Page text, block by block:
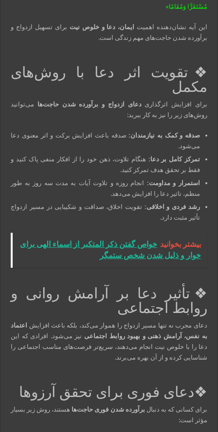
مُسْتَقَرًّا وَمُقَامًا»
این آیه نشان‌دهنده اهمیت ایمان، دعا و خلوص نیت برای تسهیل ازدواج و
برآورده شدن حاجت‌های مهم زندگی است.
❖تقویت اثر دعا با روش‌های
مکمل
برای افزایش اثرگذاریدعای ازدواج و برآورده شدن حاجت‌ها می‌توانید
روش‌های زیر را نیز به کار ببرید:
صدقه و کمک به نیازمندان: صدقه باعث افزایش برکت و اثر معنوی دعا
می‌شود.
تمرکز کامل بر دعا: هنگام تلاوت، ذهن خود را از افکار منفی پاک کنید و
فقط بر تحقق هدف تمرکز کنید.
استمرار و مداومت: انجام روزه و تلاوت آیات به مدت سه روز به طور
منظم، تاثیر دعا را افزایش می‌دهد.
رشد فردی و اخلاقی: تقویت اخلاق، صداقت و شکیبایی در مسیر ازدواج
تأثیر مثبت دارد.
بیشتر بخوانید خواص گفتن ذکر المتکبر از اسماء الهی برای
خوار و ذلیل شدن شخص ستمگر
❖تأثیر دعا بر آرامش روانی و
روابط اجتماعی
دعای مجرب نه تنها مسیر ازدواج را هموار می‌کند، بلکه باعث افزایش
اعتماد
به نفس، آرامش ذهنی و بهبود روابط اجتماعی نیز می‌شود. افرادی که این
دعا را با خلوص نیت انجام می‌دهند، سریع‌تر فرصت‌های مناسب اجتماعی را
شناسایی کرده و از آن بهره می‌برند.
❖دعای فوری برای تحقق آرزوها
برای کسانی که به دنبال برآورده شدن فوری حاجت‌ها هستند، روش زیر بسیار
مؤثر است: